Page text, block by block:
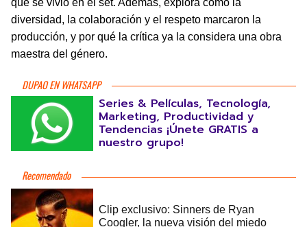
que se vivió en el set. Además, explora cómo la
diversidad, la colaboración y el respeto marcaron la
producción, y por qué la crítica ya la considera una obra
maestra del género.
DUPAO EN WHATSAPP
Series & Películas, Tecnología,
Marketing, Productividad y
Tendencias ¡Únete GRATIS a
nuestro grupo!